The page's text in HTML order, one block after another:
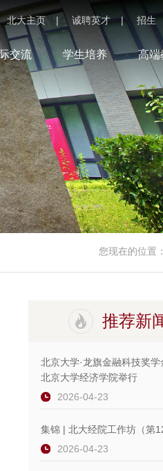
北大主页 | 诚聘英才 | 招生
交流 学生培养 高端
您现在的位置：
推荐新
北京大学·龙旗金融科技奖
北京大学经济学院举行
2026-04-23
集锦 | 北大经院工作坊（第
2026-04-23